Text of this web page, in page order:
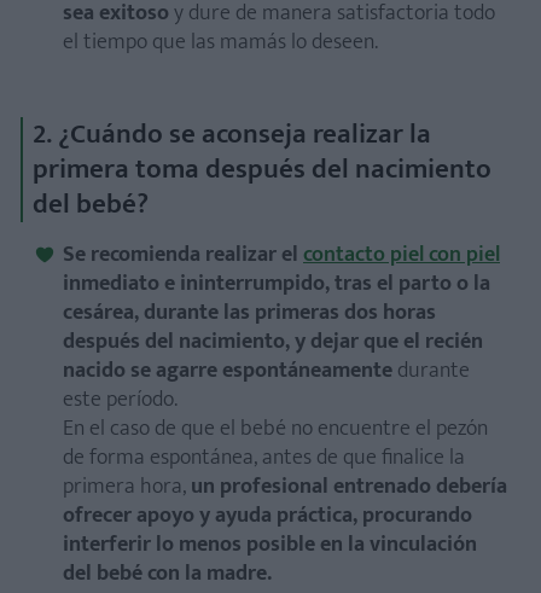
sea exitosoy dure de manera satisfactoria todo
el tiempo que las mamás lo deseen.
2. ¿Cuándo se aconseja realizar la
primera toma después del nacimiento
del bebé?
Se recomienda realizar elcontacto piel con piel
inmediato e ininterrumpido, tras el parto o la
cesárea, durante las primeras dos horas
después del nacimiento, y dejar que el recién
nacido se agarre espontáneamentedurante
este período.
En el caso de que el bebé no encuentre el pezón
de forma espontánea, antes de que finalice la
primera hora,un profesional entrenado debería
ofrecer apoyo y ayuda práctica, procurando
interferir lo menos posible en la vinculación
del bebé con la madre.